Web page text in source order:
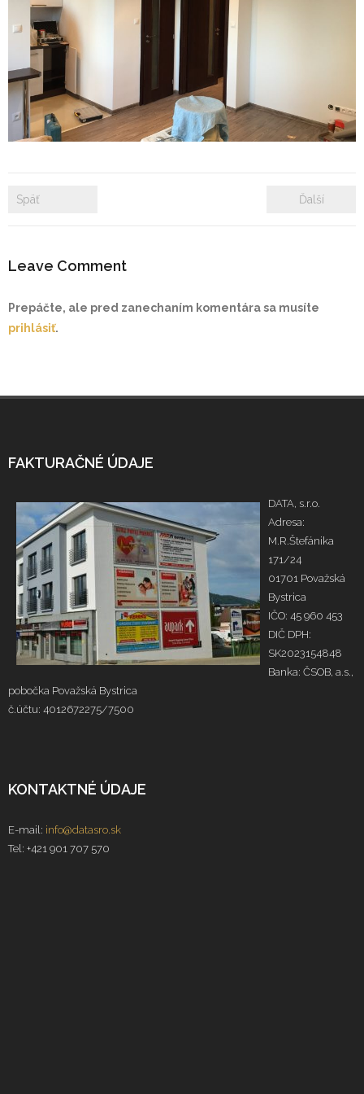
- Zámkové dlažby
- Rekonštrukcie bytových a nebytových priestorov
- Plastové okná a dvere
Prenájom bytových a kancelárskych priestorov
Späť Ďalší
Leave Comment
Prepáčte, ale pred zanechaním komentára sa musíte
prihlásiť.
FAKTURAČNÉ ÚDAJE
DATA, s.r.o.
Adresa:
M.R.Štefánika
171/24
01701 Považská
Bystrica
IČO: 45 960 453
DIČ DPH:
SK2023154848
Banka: ČSOB, a.s.,
pobočka Považská Bystrica
č.účtu: 4012672275/7500
KONTAKTNÉ ÚDAJE
E-mail: info@datasro.sk
Tel: +421 901 707 570